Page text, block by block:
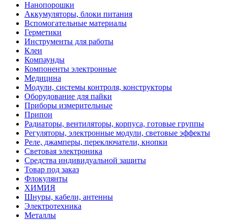
Нанопорошки
Аккумуляторы, блоки питания
Вспомогательные материалы
Герметики
Инструменты для работы
Клеи
Компаунды
Компоненты электронные
Медицина
Модули, системы контроля, конструкторы
Оборудование для пайки
Приборы измерительные
Припои
Радиаторы, вентиляторы, корпуса, готовые группы
Регуляторы, электронные модули, световые эффекты
Реле, джамперы, переключатели, кнопки
Световая электроника
Средства индивидуальной защиты
Товар под заказ
Флокулянты
ХИМИЯ
Шнуры, кабели, антенны
Электротехника
Металлы